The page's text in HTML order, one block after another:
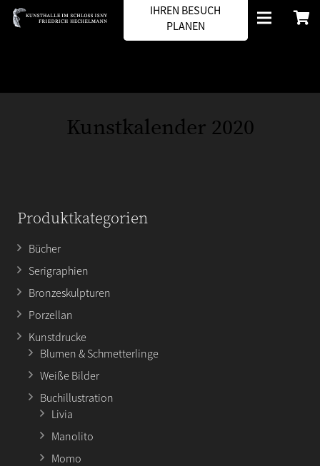
IHREN BESUCH
PLANEN
Kunstkalender 2020
Produktkategorien
Bücher
Serigraphien
Bronzeskulpturen
Porzellan
Kunstdrucke
Blumen & Schmetterlinge
Weiße Bilder
Buchillustration
Livia
Manolito
Momo